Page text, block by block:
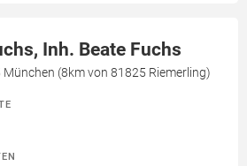
Inh. Beate Fuchs
(8km von 81825 Riemerling)